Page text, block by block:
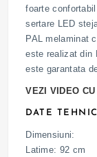
foarte
sertare LED
PAL melaminat
este realizat din
este garantata
VEZI VIDEO
DATE
Dimensiuni:
Latime: 92 cm